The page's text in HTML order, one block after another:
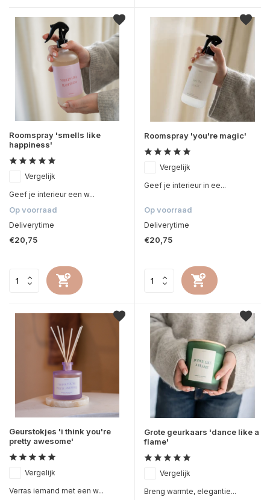
Roomspray 'smells like
happiness'
Vergelijk
Geef je interieur een w...
Op voorraad
Deliverytime
€20,75
Roomspray 'you're magic'
Vergelijk
Geef je interieur in ee...
Op voorraad
Deliverytime
€20,75
Geurstokjes 'i think you're
pretty awesome'
Vergelijk
Verras iemand met een w...
Grote geurkaars 'dance like a
flame'
Vergelijk
Breng warmte, elegantie...